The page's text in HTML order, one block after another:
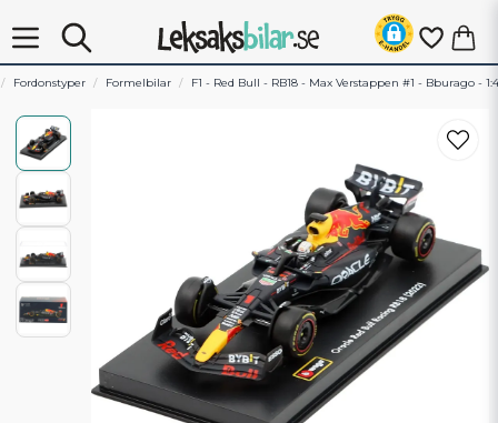
Fordonstyper Formelbilar F1 - Red Bull - RB18 - Max Verstappen #1 - Bburago -